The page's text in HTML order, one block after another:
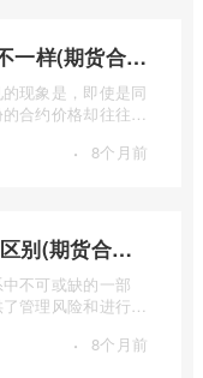
期货每个合约价格不一样(期货合约之间的价格差)
现象是，即使是同
合约价格却往往不
· 8个月前
期货2205和2209的区别(期货合约2205什么意思)
不可或缺的一部
管理风险和进行价
· 8个月前